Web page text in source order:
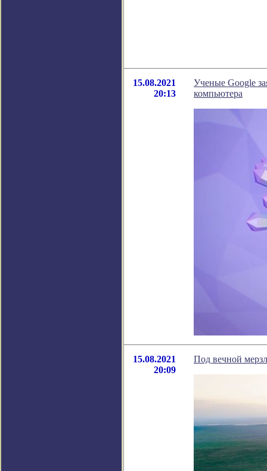
15.08.2021
20:13
Ученые Google
компьютера
15.08.2021
20:09
Под вечной